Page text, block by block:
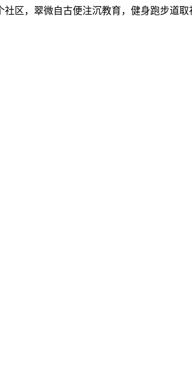
区，翠微自古便注沉教育，健身跑步道